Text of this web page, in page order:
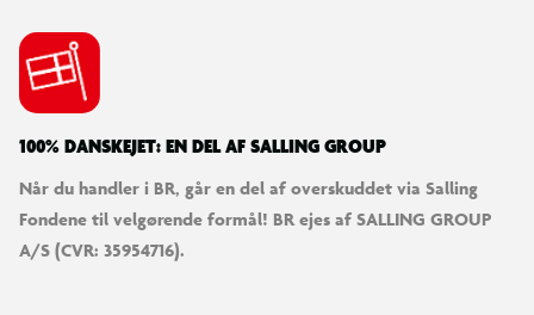
100% DANSKEJET: EN DEL AF SALLING GROUP
Når du handler i BR, går en del af overskuddet via Salling
Fondene til velgørende formål! BR ejes af SALLING GROUP
A/S (CVR: 35954716).